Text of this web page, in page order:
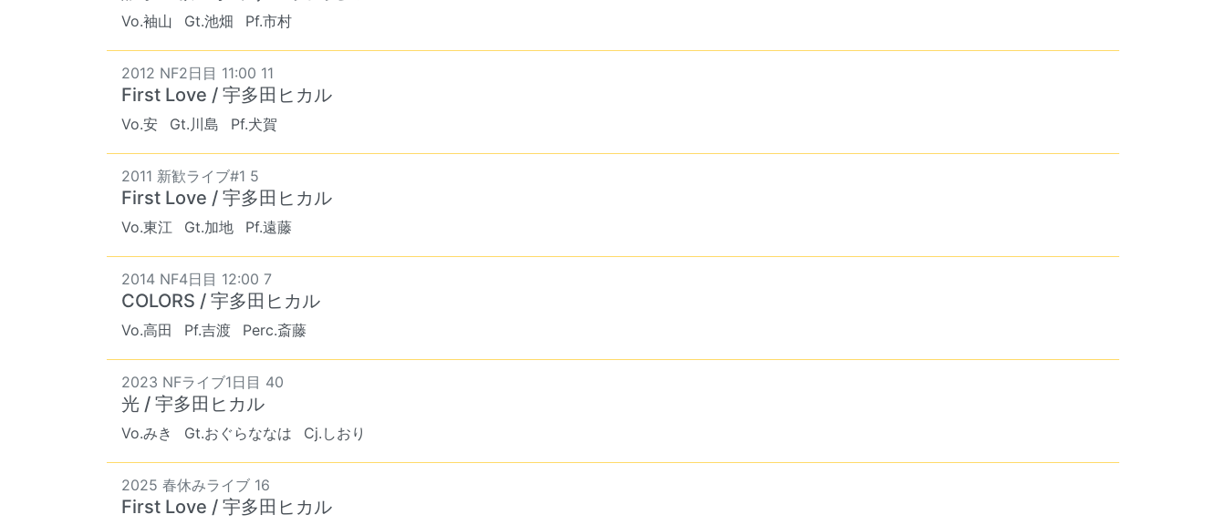
Vo.袖山 Gt.池畑 Pf.市村
2012 NF2日目 11:00 11
First Love / 宇多田ヒカル
Vo.安 Gt.川島 Pf.犬賀
2011 新歓ライブ#1 5
First Love / 宇多田ヒカル
Vo.東江 Gt.加地 Pf.遠藤
2014 NF4日目 12:00 7
COLORS / 宇多田ヒカル
Vo.高田 Pf.吉渡 Perc.斎藤
2023 NFライブ1日目 40
光 / 宇多田ヒカル
Vo.みき Gt.おぐらななは Cj.しおり
2025 春休みライブ 16
First Love / 宇多田ヒカル